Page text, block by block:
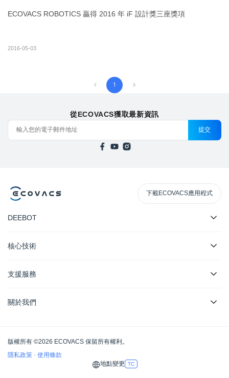
ECOVACS ROBOTICS 贏得 2016 年 iF 設計獎三座獎項
2016-05-03
1
從ECOVACS獲取最新資訊
提交
下載ECOVACS應用程式
DEEBOT
核心技術
支援服務
關於我們
版權所有 ©2026 ECOVACS 保留所有權利。
隱私政策 · 使用條款
地點變更
TC